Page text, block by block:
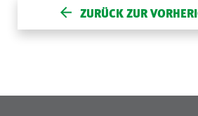
ZURÜCK ZUR